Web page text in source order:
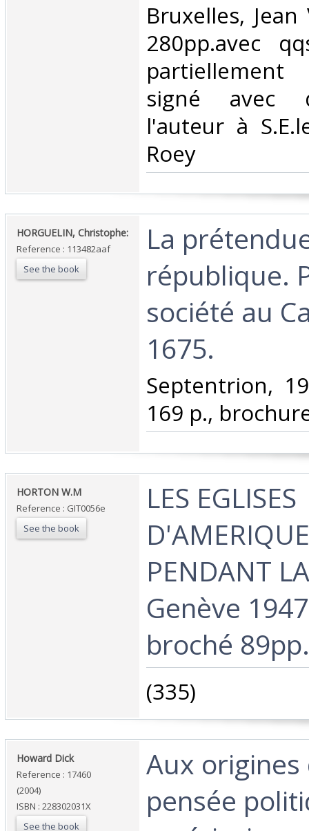
‎Bruxelles,
280pp.avec
signé avec
l'auteur à
Roey‎
‎HORGUELIN, Christophe:‎
Reference : 113482aaf
See the book
‎La
république.
société au
1675.‎
‎Septentrion,
169 p.,
‎HORTON W.M‎
Reference : GIT0056e
See the book
‎LES EGLISES
PENDANT
Genève
broché 89pp.‎
‎(335)‎
‎Howard Dick‎
Reference : 17460
(2004)
ISBN : 228302031X
See the book
‎Aux origines
pensée